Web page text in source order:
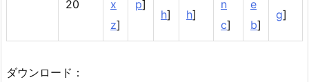
20
x
z]
p]
h]
h]
n
c]
e
b]
g]
ダウンロード：